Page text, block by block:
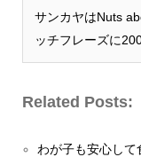
サンカヤはNuts
ッチフレーズに
Related Posts:
わが子も安心し